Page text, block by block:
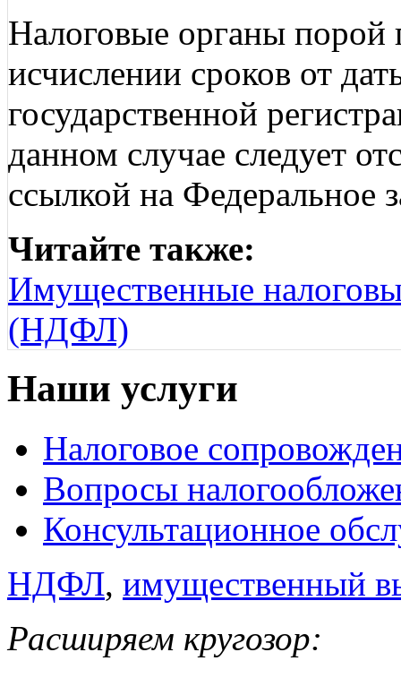
Налоговые органы порой
исчислении сроков от
государственной
данном случае следует
ссылкой на Федеральное
Читайте также:
Имущественные
(НДФЛ)
Наши услуги
Налоговое
Вопросы
Консультационное
НДФЛ, имущественный
Расширяем кругозор: